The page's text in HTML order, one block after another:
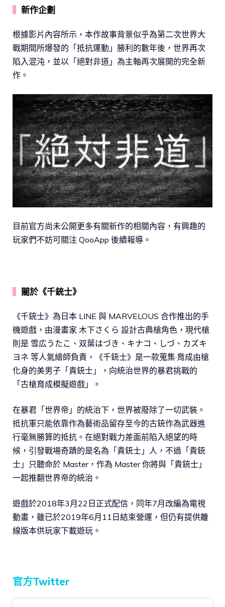
新作企劃
根據影片內容所示，本作故事背景似乎為第二次世界大
戰期間所爆發的「抵抗運動」勝利的數年後，世界再次
陷入混沌，並以「絕對非道」為主軸再次展開的完全新
作。
目前官方尚未公開更多有關新作的相關內容，有興趣的
玩家們不妨可關注 QooApp 後續報導。
關於《千銃士》
《千銃士》為日本 LINE 與 MARVELOUS 合作推出的手
機遊戲，由漫畫家 木下さくら 設計古典槍角色，現代槍
則是 雪広うたこ、双葉はづき、キナコ、しづ、カズキ
ヨネ 等人氣繪師負責，《千銃士》是一款蒐集·育成由槍
化身的美男子「貴銃士」，向統治世界的暴君挑戰的
「古槍育成模擬遊戲」。
在暴君「世界帝」的統治下，世界被廢除了一切武裝。
抵抗軍只能依靠作為藝術品留存至今的古銃作為武器進
行毫無勝算的抵抗。在絕對戰力差面前陷入絕望的時
候，引發戰場奇蹟的是名為「貴銃士」人，不過「貴銃
士」只聽命於 Master，作為 Master 你將與「貴銃士」
一起推翻世界帝的統治。
遊戲於2018年3月22日正式配信，同年7月改編為電視
動畫，雖已於2019年6月11日結束營運，但仍有提供離
線版本供玩家下載遊玩。
官方Twitter